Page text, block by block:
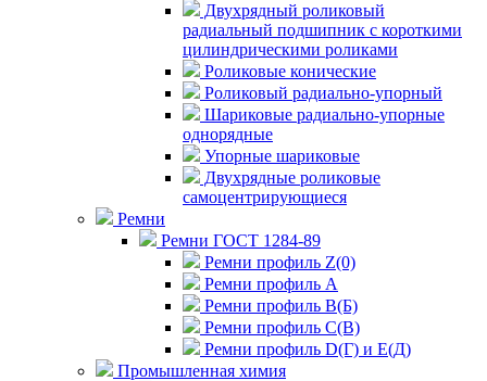
Двухрядный роликовый
радиальный подшипник с короткими
цилиндрическими роликами
Роликовые конические
Роликовый радиально-упорный
Шариковые радиально-упорные
однорядные
Упорные шариковые
Двухрядные роликовые
самоцентрирующиеся
Ремни
Ремни ГОСТ 1284-89
Ремни профиль Z(0)
Ремни профиль А
Ремни профиль В(Б)
Ремни профиль С(В)
Ремни профиль D(Г) и E(Д)
Промышленная химия